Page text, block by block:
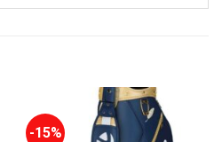
-15%